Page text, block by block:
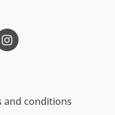
Instagram
and conditions